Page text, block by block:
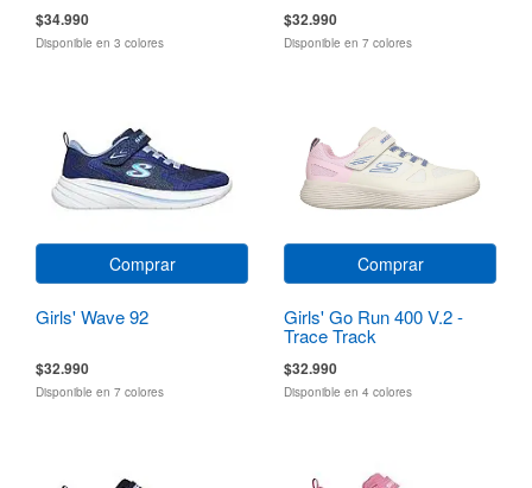
$34.990
Disponible en 3 colores
$32.990
Disponible en 7 colores
Comprar
Girls' Wave 92
$32.990
Disponible en 7 colores
Comprar
Girls' Go Run 400 V.2 -
Trace Track
$32.990
Disponible en 4 colores